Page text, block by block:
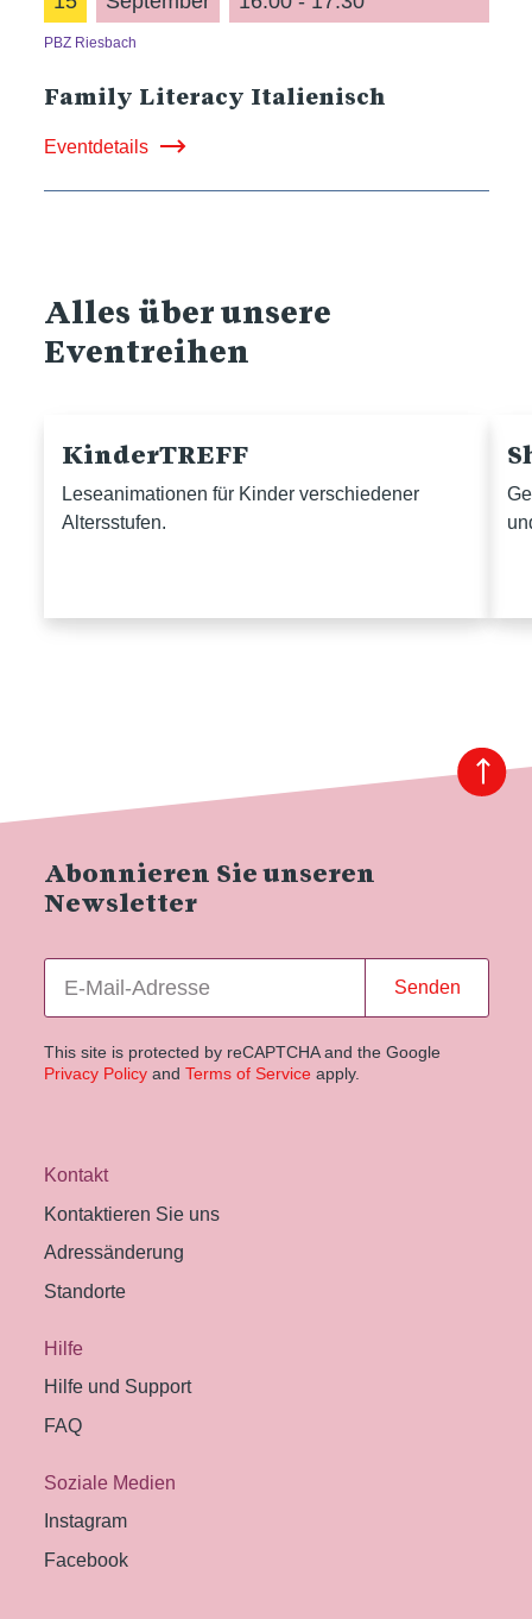
PBZ Riesbach
Family Literacy Italienisch
Eventdetails
Alles über unsere
Eventreihen
KinderTREFF
Leseanimationen für Kinder verschiedener
Altersstufen.
Abonnieren Sie unseren
Newsletter
Senden
This site is protected by reCAPTCHA and the Google
Privacy Policyand Terms of Service apply.
Kontakt
Kontaktieren Sie uns
Adressänderung
Standorte
Hilfe
Hilfe und Support
FAQ
Soziale Medien
Instagram
Facebook